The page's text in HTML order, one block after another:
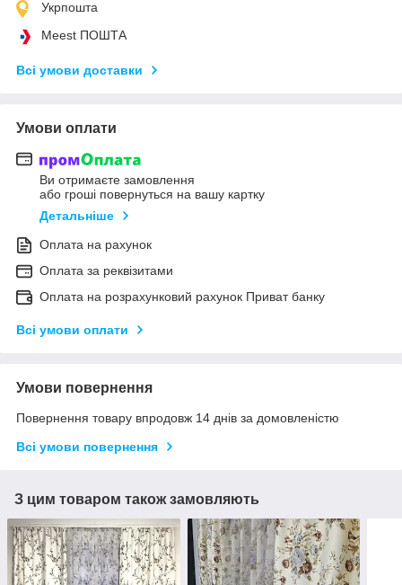
Укрпошта
Meest ПОШТА
Всі умови доставки
Умови оплати
Ви отримаєте замовлення
або гроші повернуться на вашу картку
Детальніше
Оплата на рахунок
Оплата за реквізитами
Оплата на розрахунковий рахунок Приват банку
Всі умови оплати
Умови повернення
Повернення товару впродовж 14 днів за домовленістю
Всі умови повернення
З цим товаром також замовляють